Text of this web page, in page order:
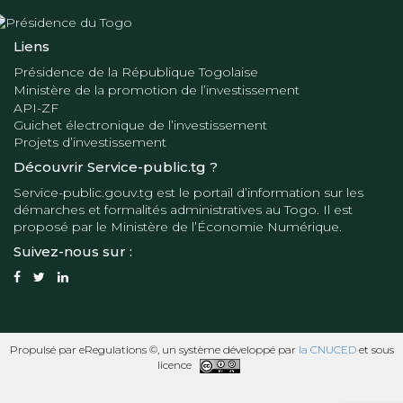
Liens
Présidence de la République Togolaise
Ministère de la promotion de l’investissement
API-ZF
Guichet électronique de l’investissement
Projets d’investissement
Découvrir Service-public.tg ?
Service-public.gouv.tg est le portail d’information sur les
démarches et formalités administratives au Togo. Il est
proposé par le Ministère de l’Économie Numérique.
Suivez-nous sur :
Propulsé par eRegulations ©, un système développé par la CNUCEDet sous
licence